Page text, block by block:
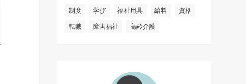
制度 学び 福祉用具 給料 資格
転職 障害福祉 高齢介護